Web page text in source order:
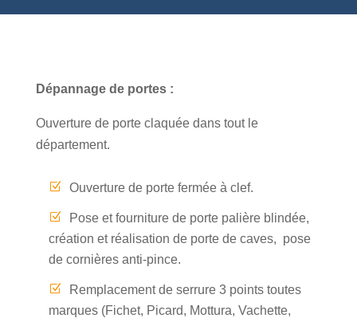
Dépannage de portes :
Ouverture de porte claquée dans tout le
département.
Ouverture de porte fermée à clef.
Pose et fourniture de porte palière blindée,
création et réalisation de porte de caves, pose
de cornières anti-pince.
Remplacement de serrure 3 points toutes
marques (Fichet, Picard, Mottura, Vachette,